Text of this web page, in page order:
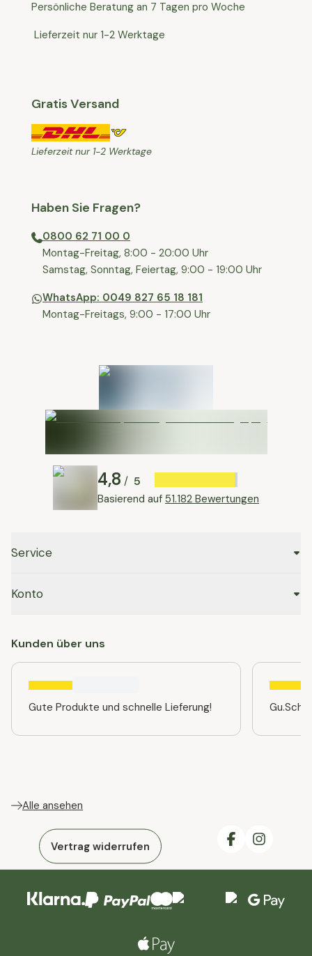
Persönliche Beratung an 7 Tagen pro Woche
Lieferzeit nur 1-2 Werktage
Gratis Versand
Lieferzeit nur 1-2 Werktage
Haben Sie Fragen?
0800 62 71 00 0
⁠⁠Montag-Freitag, 8:00 - 20:00 Uhr
⁠Samstag, Sonntag, Feiertag, 9:00 - 19:00 Uhr
WhatsApp: 0049 827 65 18 181
Montag-Freitags, 9:00 - 17:00 Uhr
4,8 / 5
Basierend auf 51.182 Bewertungen
Service
Konto
Kunden über uns
Gute Produkte und schnelle Lieferung!
Alle ansehen
Vertrag widerrufen